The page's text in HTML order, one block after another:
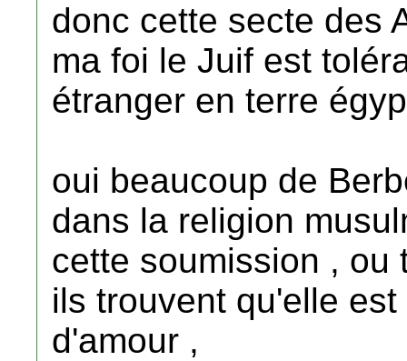
donc cette secte des
ma foi le Juif est
étranger en terre
oui beaucoup de
dans la religion
cette soumission , ou
ils trouvent qu'elle
d'amour ,